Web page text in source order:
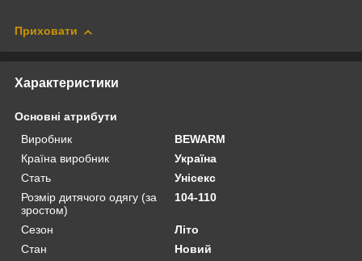
Приховати
Характеристики
Основні атрибути
Виробник
BEWARM
Країна виробник
Україна
Стать
Унісекс
Розмір дитячого одягу (за
зростом)
104-110
Сезон
Літо
Стан
Новий